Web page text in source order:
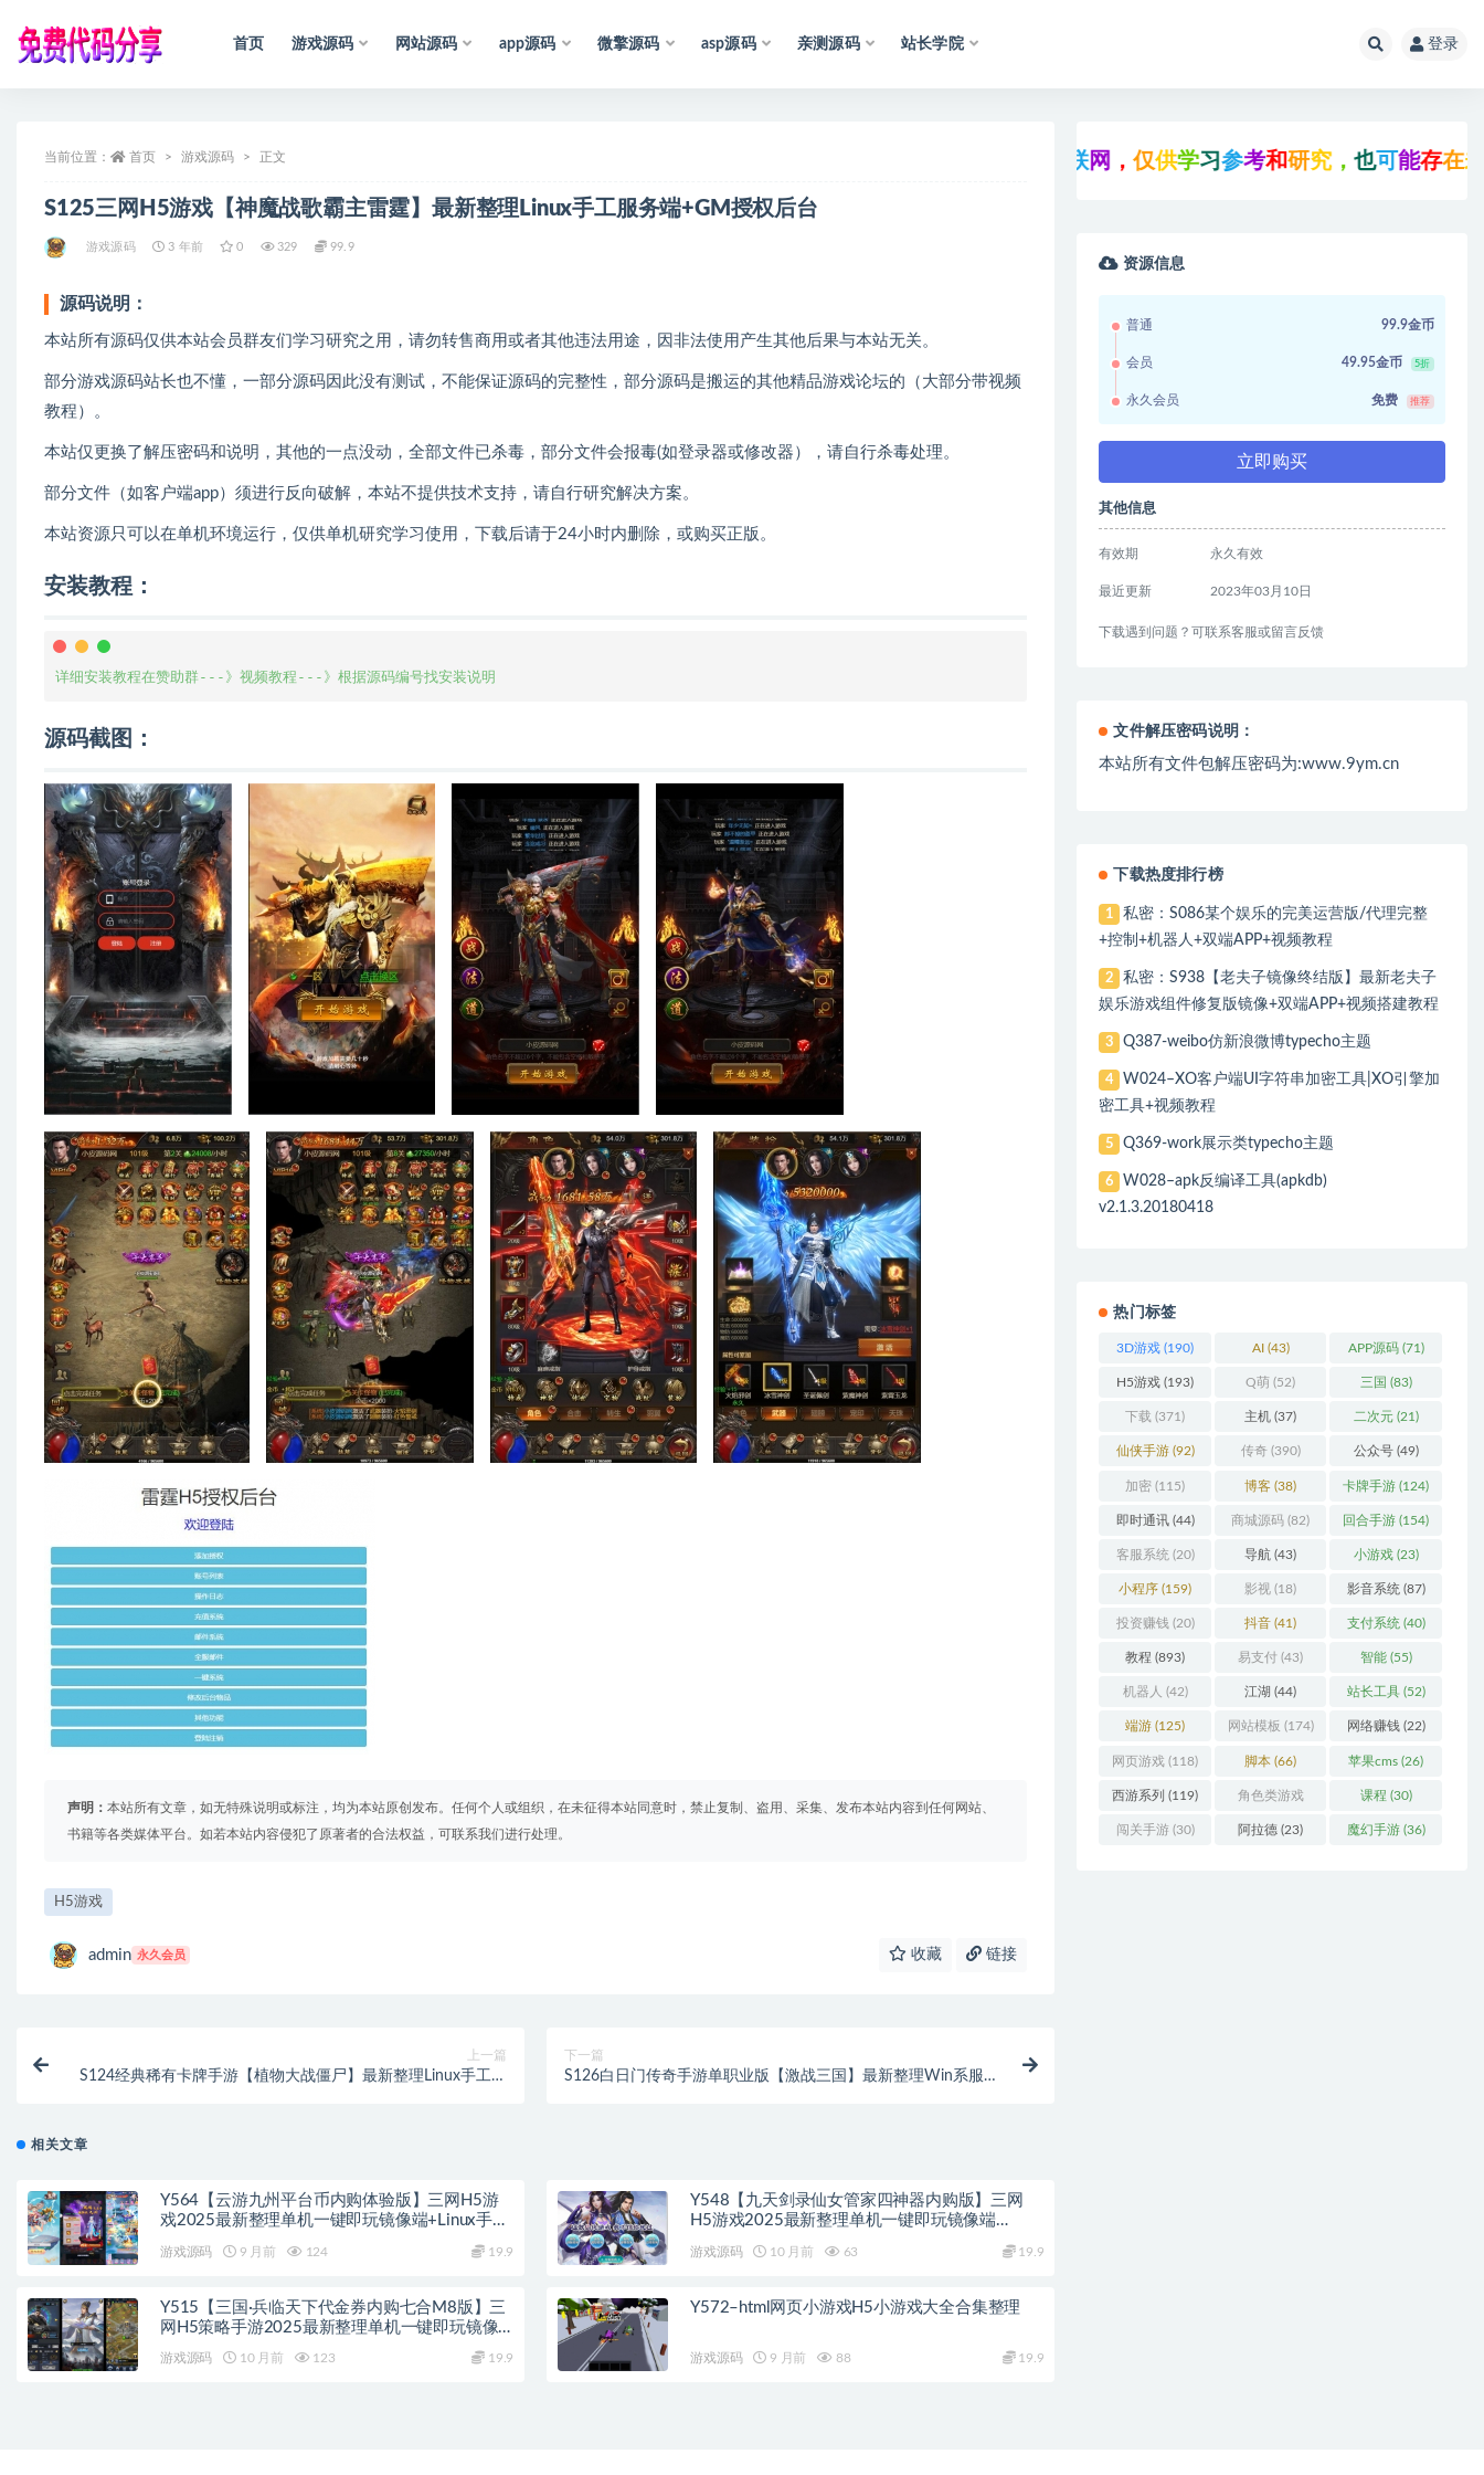
首页 游戏源码 网站源码 app源码 微擎源码 asp源码 亲测源码 站长学院 登录
当前位置： 首页 游戏源码 正文
S125三网H5游戏【神魔战歌霸主雷霆】最新整理Linux手工服务端+GM授权后台
游戏源码 3 年前 0 329 99.9
源码说明：
本站所有源码仅供本站会员群友们学习研究之用，请勿转售商用或者其他违法用途，因非法使用产生其他后果与本站无关。
部分游戏源码站长也不懂，一部分源码因此没有测试，不能保证源码的完整性，部分源码是搬运的其他精品游戏论坛的（大部分带视频
教程）。
本站仅更换了解压密码和说明，其他的一点没动，全部文件已杀毒，部分文件会报毒(如登录器或修改器），请自行杀毒处理。
部分文件（如客户端app）须进行反向破解，本站不提供技术支持，请自行研究解决方案。
本站资源只可以在单机环境运行，仅供单机研究学习使用，下载后请于24小时内删除，或购买正版。
安装教程：
详细安装教程在赞助群---》视频教程---》根据源码编号找安装说明
源码截图：
声明： 本站所有文章，如无特殊说明或标注，均为本站原创发布。任何个人或组织，在未征得本站同意时，禁止复制、盗用、采集、发布本站内容到任何网站、
书籍等各类媒体平台。如若本站内容侵犯了原著者的合法权益，可联系我们进行处理。
H5游戏
admin 永久会员 收藏 链接
上一篇
S124经典稀有卡牌手游【植物大战僵尸】最新整理Linux手工服
下一篇
S126白日门传奇手游单职业版【激战三国】最新整理Win系服务
相关文章
Y564【云游九州平台币内购体验版】三网H5游
戏2025最新整理单机一键即玩镜像端+Linux手工
游戏源码 9 月前 124 19.9
Y548【九天剑录仙女管家四神器内购版】三网
H5游戏2025最新整理单机一键即玩镜像端
+Linux手工服务端+管理后台+GM授权后台+教程
游戏源码 10 月前 63 19.9
Y515【三国·兵临天下代金券内购七合M8版】三
网H5策略手游2025最新整理单机一键即玩镜像
端+Linux手工服务端+管理后台+GM后台+教程
游戏源码 10 月前 123 19.9
Y572–html网页小游戏H5小游戏大全合集整理
游戏源码 9 月前 88 19.9
仅供 学习参考和研究，也可 能存在未知的
资源信息
普通 99.9金币
会员 49.95金币 5折
永久会员 免费 推荐
立即购买
其他信息
有效期 永久有效
最近更新 2023年03月10日
下载遇到问题？可联系客服或留言反馈
文件解压密码说明：
本站所有文件包解压密码为:www.9ym.cn
下载热度排行榜
1
私密：S086某个娱乐的完美运营版/代理完整
+控制+机器人+双端APP+视频教程
2
私密：S938【老夫子镜像终结版】最新老夫子
娱乐游戏组件修复版镜像+双端APP+视频搭建教程
3 Q387-weibo仿新浪微博typecho主题
4
W024–XO客户端UI字符串加密工具|XO引擎加
密工具+视频教程
5 Q369-work展示类typecho主题
6
W028–apk反编译工具(apkdb)
v2.1.3.20180418
热门标签
3D游戏 (190) AI(43) APP源码(71)
H5游戏 (193) Q萌 (52) 三国 (83)
下载 (371) 主机 (37) 二次元(21)
仙侠手游(92) 传奇(390) 公众号(49)
加密 (115) 博客 (38) 卡牌手游 (124)
即时通讯(44) 商城源码 (82) 回合手游 (154)
客服系统 (20) 导航 (43) 小游戏(23)
小程序 (159) 影视 (18) 影音系统 (87)
投资赚钱 (20) 抖音 (41) 支付系统 (40)
教程 (893) 易支付 (43) 智能(55)
机器人 (42) 江湖 (44) 站长工具(52)
端游 (125) 网站模板 (174) 网络赚钱(22)
网页游戏 (118) 脚本 (66) 苹果cms (26)
西游系列 (119) 角色类游戏
(306)
课程 (30)
闯关手游(30) 阿拉德 (23) 魔幻手游(36)